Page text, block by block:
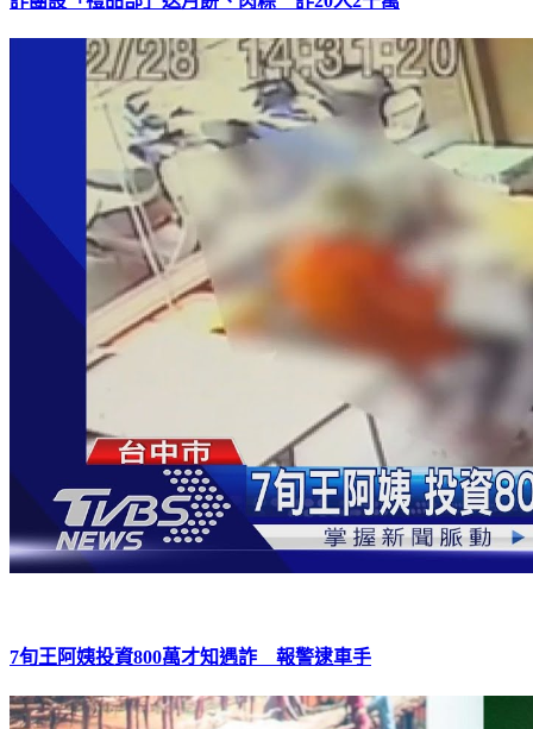
7旬王阿姨投資800萬才知遇詐 報警逮車手